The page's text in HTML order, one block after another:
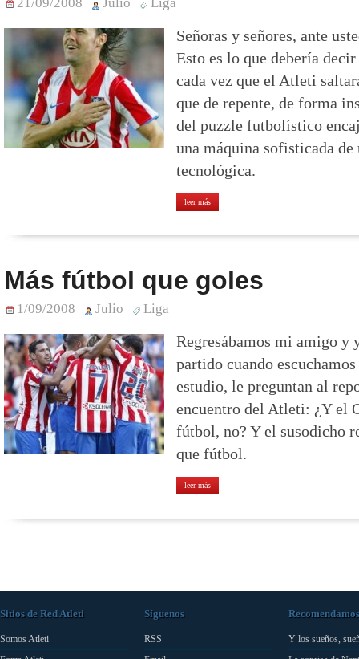
Señoras y señores, ante
Esto es lo que debería
cada vez que el Atleti
que de repente, de forma
del puzzle futbolístico
una máquina sofisticada
tecnológica.
leer más
Más fútbol que goles
1/09/2008 Julio Liga
Regresábamos mi amigo y
partido cuando
estudio, le preguntan al
encuentro del Atleti: ¿Y el
fútbol, no? Y el susodicho
que fútbol.
leer más
Sitios de Red Atleti
Somos Atleti
Síguenos
RSS
Recomendamos
Y los sueños,